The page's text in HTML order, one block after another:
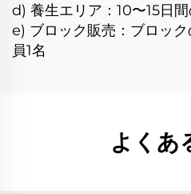
d) 養生エリア：10〜15日
e) ブロック販売：ブロッ
員1名
よくあ